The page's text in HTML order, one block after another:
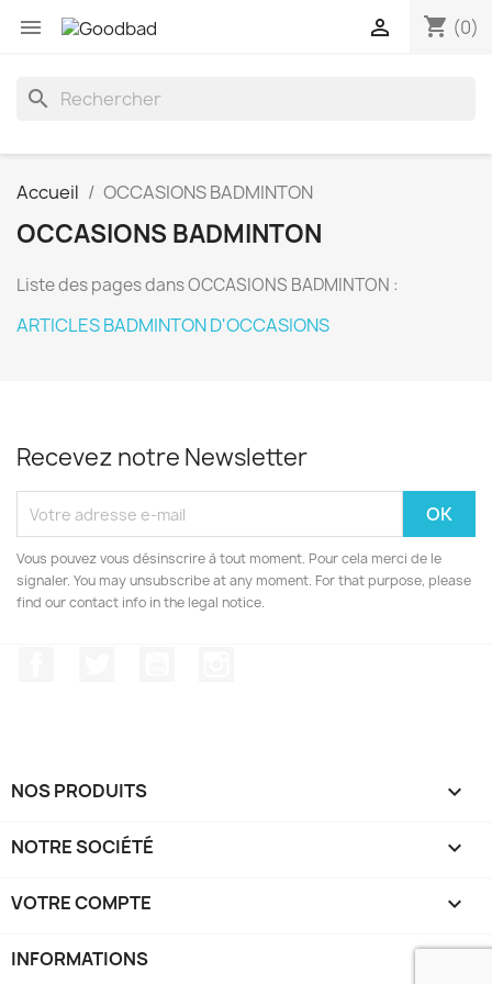
 shopping_cart (0)

search
Accueil OCCASIONS BADMINTON
OCCASIONS BADMINTON
Liste des pages dans OCCASIONS BADMINTON :
ARTICLES BADMINTON D'OCCASIONS
Recevez notre Newsletter
Vous pouvez vous désinscrire à tout moment. Pour cela merci de le
signaler. You may unsubscribe at any moment. For that purpose, please
find our contact info in the legal notice.
NOS PRODUITS 
NOTRE SOCIÉTÉ 
VOTRE COMPTE 
INFORMATIONS